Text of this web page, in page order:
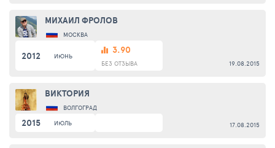
МИХАИЛ ФРОЛОВ
МОСКВА
2012 ИЮНЬ 3.90
БЕЗ ОТЗЫВА 19.08.2015
ВИКТОРИЯ
ВОЛГОГРАД
2015 ИЮЛЬ 17.08.2015